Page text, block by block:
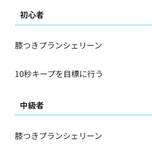
初心者
膝つきプランシェリーン
10秒キープを目標に行う
中級者
膝つきプランシェリーン